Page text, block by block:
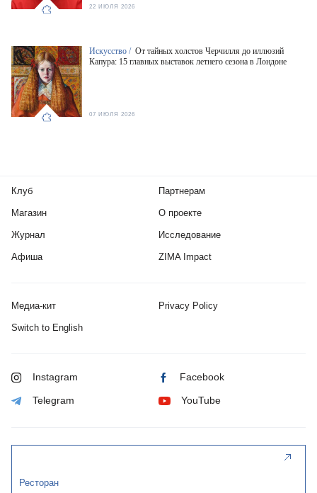
22 ИЮЛЯ 2026
Искусство / От тайных холстов Черчилля до иллюзий
Капура: 15 главных выставок летнего сезона в Лондоне
07 ИЮЛЯ 2026
Клуб
Магазин
Журнал
Афиша
Партнерам
О проекте
Исследование
ZIMA Impact
Медиа-кит Privacy Policy
Switch to English
Instagram Facebook
Telegram YouTube
Ресторан